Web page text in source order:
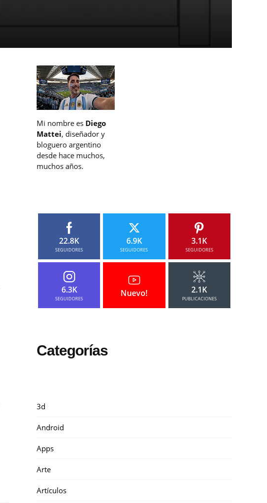
Mi nombre es Diego
Mattei, diseñador y
bloguero argentino
desde hace muchos,
muchos años.
22.8K
SEGUIDORES
6.9K
SEGUIDORES
3.1K
SEGUIDORES
6.3K
SEGUIDORES
Nuevo! 2.1K
PUBLICACIONES
Categorías
3d
Android
Apps
Arte
Artículos